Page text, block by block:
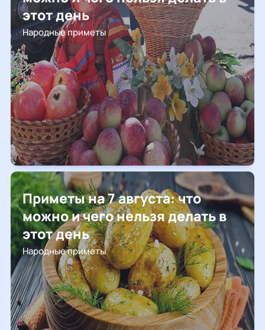
этот день
Народные приметы
Приметы на 7 августа: что
можно и чего нельзя делать в
этот день
Народные приметы